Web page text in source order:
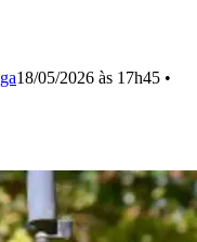
18/05/2026 às 17h45 •